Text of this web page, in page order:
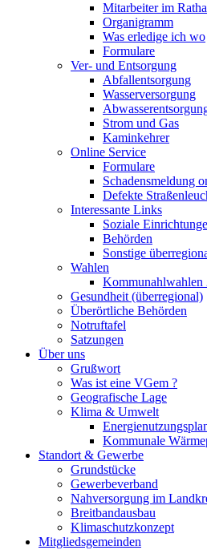
Mitarbeiter im
Organigramm
Was erledige ich wo
Formulare
Ver- und Entsorgung
Abfallentsorgung
Wasserversorgung
Strom und Gas
Kaminkehrer
Online Service
Formulare
Schadensmeldung
Defekte
Interessante Links
Soziale
Behörden
Sonstige
Wahlen
Kommunahlwahlen
Gesundheit (überregional)
Überörtliche Behörden
Notruftafel
Satzungen
Über uns
Grußwort
Was ist eine VGem ?
Geografische Lage
Klima & Umwelt
Kommunale
Standort & Gewerbe
Grundstücke
Gewerbeverband
Nahversorgung im
Breitbandausbau
Klimaschutzkonzept
Mitgliedsgemeinden